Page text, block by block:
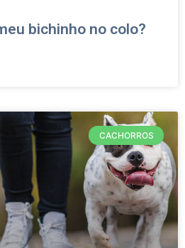
bichinho no colo?
CACHORROS